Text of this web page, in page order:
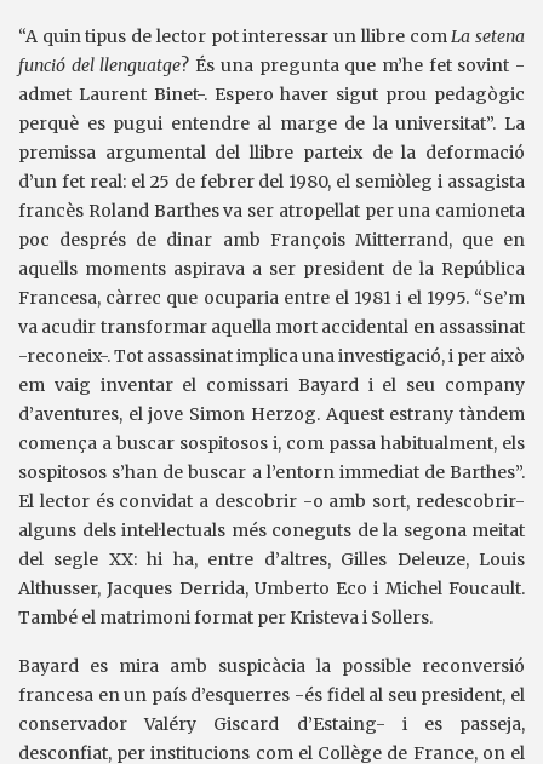
“A quin tipus de lector pot interessar un llibre comLa setena
funció del llenguatge? És una pregunta que m’he fet sovint -
admet Laurent Binet-. Espero haver sigut prou pedagògic
perquè es pugui entendre al marge de la universitat”. La
premissa argumental del llibre parteix de la deformació
d’un fet real: el 25 de febrer del 1980, el semiòleg i assagista
francès Roland Barthes va ser atropellat per una camioneta
poc després de dinar amb François Mitterrand, que en
aquells moments aspirava a ser president de la República
Francesa, càrrec que ocuparia entre el 1981 i el 1995. “Se’m
va acudir transformar aquella mort accidental en assassinat
-reconeix-. Tot assassinat implica una investigació, i per això
em vaig inventar el comissari Bayard i el seu company
d’aventures, el jove Simon Herzog. Aquest estrany tàndem
comença a buscar sospitosos i, com passa habitualment, els
sospitosos s’han de buscar a l’entorn immediat de Barthes”.
El lector és convidat a descobrir -o amb sort, redescobrir-
alguns dels intel·lectuals més coneguts de la segona meitat
del segle XX: hi ha, entre d’altres, Gilles Deleuze, Louis
Althusser, Jacques Derrida, Umberto Eco i Michel Foucault.
També el matrimoni format per Kristeva i Sollers.
Bayard es mira amb suspicàcia la possible reconversió
francesa en un país d’esquerres -és fidel al seu president, el
conservador Valéry Giscard d’Estaing- i es passeja,
desconfiat, per institucions com el Collège de France, on el